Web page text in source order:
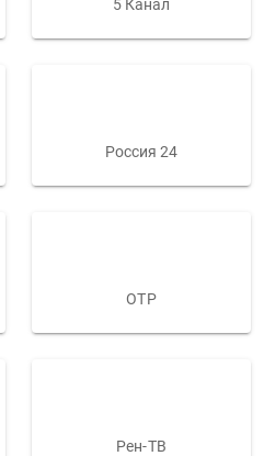
5 Канал
Россия 24
ОТР
Рен-ТВ